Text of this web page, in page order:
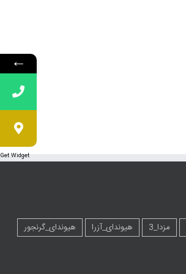
مزدا_3 هیوندای_آزرا
هیوندای_گرنجور
←
Get Widget